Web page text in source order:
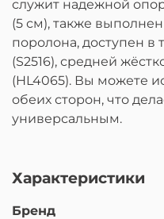
служит надежной
(5 см), также
поролона, доступен в
(S2516), средней
(HL4065). Вы можете
обеих сторон, что
универсальным.
Характеристики
Бренд